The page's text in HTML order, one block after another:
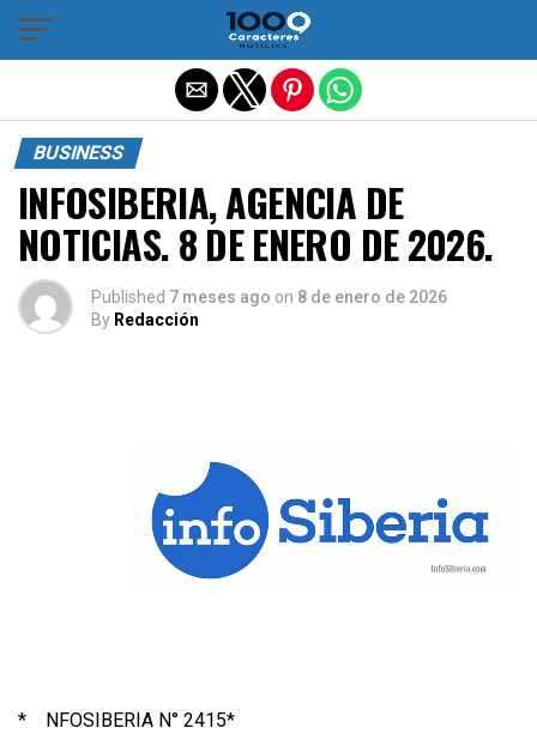
BUSINESS
INFOSIBERIA, AGENCIA DE
NOTICIAS. 8 DE ENERO DE 2026.
Published 7 meses ago on 8 de enero de 2026
By Redacción
* NFOSIBERIA N° 2415*
Salir de la versión móvil